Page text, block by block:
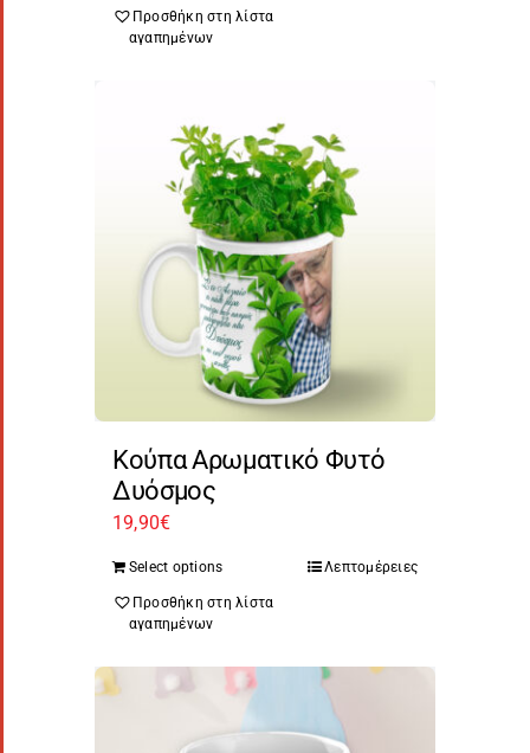
Προσθήκη στη λίστα
αγαπημένων
Κούπα Αρωματικό Φυτό
Δυόσμος
19,90€
Select options Λεπτομέρειες
Προσθήκη στη λίστα
αγαπημένων